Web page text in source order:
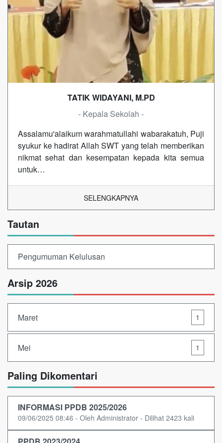
TATIK WIDAYANI, M.PD
- Kepala Sekolah -
Assalamu'alaikum warahmatullahi wabarakatuh, Puji
syukur ke hadirat Allah SWT yang telah memberikan
nikmat sehat dan kesempatan kepada kita semua
untuk…
SELENGKAPNYA
Tautan
Pengumuman Kelulusan
Arsip 2026
Maret 1
Mei 1
Paling Dikomentari
INFORMASI PPDB 2025/2026
09/06/2025 08:46 - Oleh Administrator - Dilihat 2423 kali